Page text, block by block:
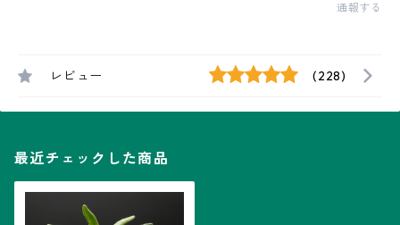
通報する
レビュー (228)
最近チェックした商品